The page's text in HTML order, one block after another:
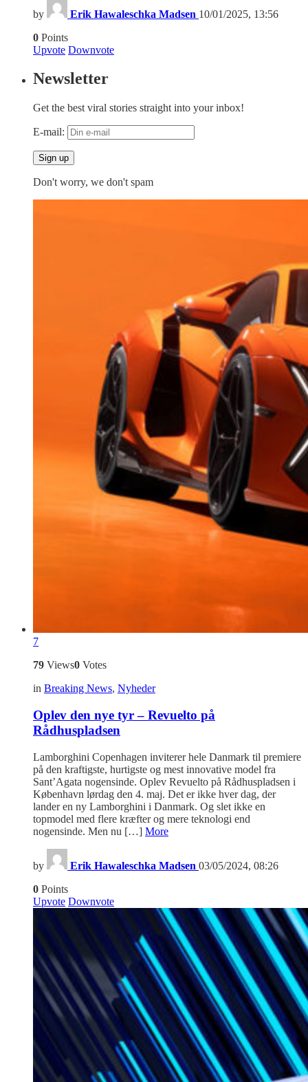
by Erik Hawaleschka Madsen 10/01/2025, 13:56
0 Points
Upvote Downvote
Newsletter
Get the best viral stories straight into your inbox!
E-mail:
Don't worry, we don't spam
7
79 Views0 Votes
in Breaking News, Nyheder
Oplev den nye tyr – Revuelto på
Rådhuspladsen
Lamborghini Copenhagen inviterer hele Danmark til premiere
på den kraftigste, hurtigste og mest innovative model fra
Sant’Agata nogensinde. Oplev Revuelto på Rådhuspladsen i
København lørdag den 4. maj. Det er ikke hver dag, der
lander en ny Lamborghini i Danmark. Og slet ikke en
topmodel med flere kræfter og mere teknologi end
nogensinde. Men nu […] More
by Erik Hawaleschka Madsen 03/05/2024, 08:26
0 Points
Upvote Downvote